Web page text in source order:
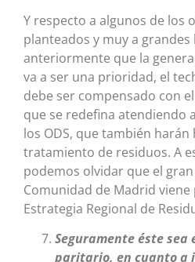
Y respecto a algunos de los
planteados y muy a grandes
anteriormente que la
va a ser una prioridad, el
debe ser compensado con
que se redefina atendiendo
los ODS, que también harán
tratamiento de residuos. A
podemos olvidar que el
Comunidad de Madrid
Estrategia Regional de
Seguramente éste sea
paritario, en cuanto a